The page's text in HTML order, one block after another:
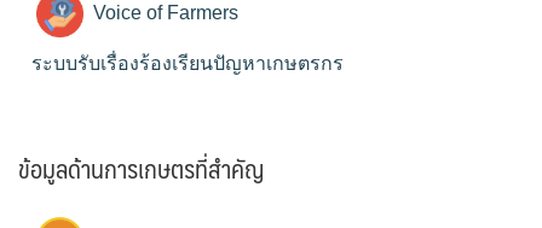
Voice of Farmers
ระบบรับเรื่องร้องเรียนปัญหาเกษตรกร
ข้อมูลด้านการเกษตรที่สำคัญ